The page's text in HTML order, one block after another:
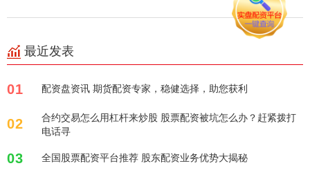
最近发表
01 配资盘资讯 期货配资专家，稳健选择，助您获利
02
合约交易怎么用杠杆来炒股 股票配资被坑怎么办？赶紧拨打
电话寻
03 全国股票配资平台推荐 股东配资业务优势大揭秘